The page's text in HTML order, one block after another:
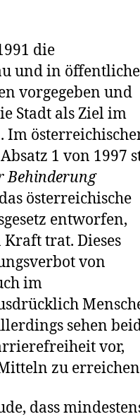
die
und in
vorgegeben und
Stadt als Ziel im
Im
1 von 1997
Behinderung
österreichische
entworfen,
trat. Dieses
von
im
sehen
vor,
zu
dass